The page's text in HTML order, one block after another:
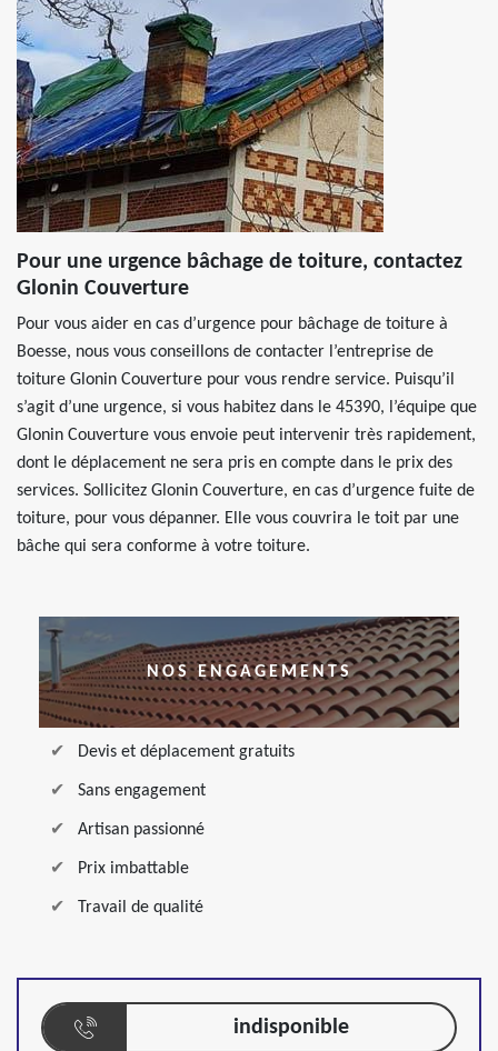
Pour une urgence bâchage de toiture, contactez
Glonin Couverture
Pour vous aider en cas d’urgence pour bâchage de toiture à
Boesse, nous vous conseillons de contacter l’entreprise de
toiture Glonin Couverture pour vous rendre service. Puisqu’il
s’agit d’une urgence, si vous habitez dans le 45390, l’équipe que
Glonin Couverture vous envoie peut intervenir très rapidement,
dont le déplacement ne sera pris en compte dans le prix des
services. Sollicitez Glonin Couverture, en cas d’urgence fuite de
toiture, pour vous dépanner. Elle vous couvrira le toit par une
bâche qui sera conforme à votre toiture.
NOS ENGAGEMENTS
Devis et déplacement gratuits
Sans engagement
Artisan passionné
Prix imbattable
Travail de qualité
indisponible